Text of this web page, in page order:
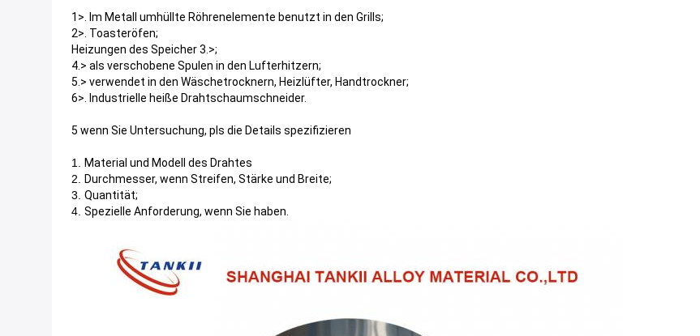
1>. Im Metall umhüllte Röhrenelemente benutzt in den Grills;
2>. Toasteröfen;
Heizungen des Speicher 3.>;
4.> als verschobene Spulen in den Lufterhitzern;
5.> verwendet in den Wäschetrocknern, Heizlüfter, Handtrockner;
6>. Industrielle heiße Drahtschaumschneider.
5 wenn Sie Untersuchung, pls die Details spezifizieren
1.
Material und Modell des Drahtes
2.
Durchmesser, wenn Streifen, Stärke und Breite;
3. Quantität;
4. Spezielle Anforderung, wenn Sie haben.